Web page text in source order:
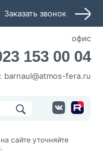
Заказать звонок
офис
153 00 04
barnaul@atmos-fera.ru
сайте уточняйте